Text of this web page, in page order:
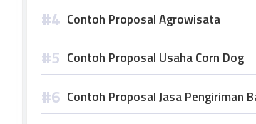
Contoh Proposal Agrowisata
Contoh Proposal Usaha Corn Dog
Contoh Proposal Jasa Pengiriman